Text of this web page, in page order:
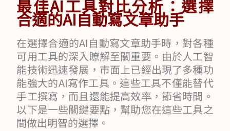
最佳AI工具對比分析：選擇
合適的AI自動寫文章助手
在選擇合適的AI自動寫文章助手時，對各種
可用工具的深入瞭解至關重要。由於人工智
能技術迅速發展，市面上已經出現了多種功
能強大的AI寫作工具。這些工具不僅能替代
手工撰寫，而且還能提高效率，節省時間。
以下是一些關鍵要點，幫助您在這些工具之
間做出明智的選擇。